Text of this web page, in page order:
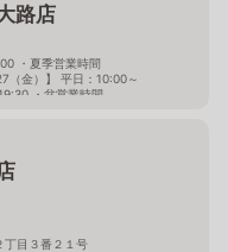
路店
・夏季営業時間
（金）】 平日：10:00～
・盆営業時間
：10:00～19:30"
目4番58号
丁目３番２１号